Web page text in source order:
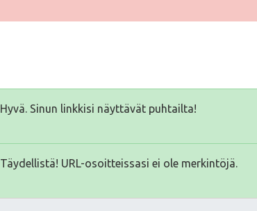
Hyvä. Sinun linkkisi näyttävät puhtailta!
Täydellistä! URL-osoitteissasi ei ole merkintöjä.